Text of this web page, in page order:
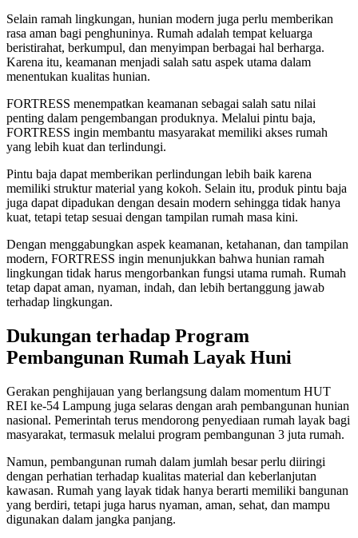
Selain ramah lingkungan, hunian modern juga perlu memberikan
rasa aman bagi penghuninya. Rumah adalah tempat keluarga
beristirahat, berkumpul, dan menyimpan berbagai hal berharga.
Karena itu, keamanan menjadi salah satu aspek utama dalam
menentukan kualitas hunian.
FORTRESS menempatkan keamanan sebagai salah satu nilai
penting dalam pengembangan produknya. Melalui pintu baja,
FORTRESS ingin membantu masyarakat memiliki akses rumah
yang lebih kuat dan terlindungi.
Pintu baja dapat memberikan perlindungan lebih baik karena
memiliki struktur material yang kokoh. Selain itu, produk pintu baja
juga dapat dipadukan dengan desain modern sehingga tidak hanya
kuat, tetapi tetap sesuai dengan tampilan rumah masa kini.
Dengan menggabungkan aspek keamanan, ketahanan, dan tampilan
modern, FORTRESS ingin menunjukkan bahwa hunian ramah
lingkungan tidak harus mengorbankan fungsi utama rumah. Rumah
tetap dapat aman, nyaman, indah, dan lebih bertanggung jawab
terhadap lingkungan.
Dukungan terhadap Program
Pembangunan Rumah Layak Huni
Gerakan penghijauan yang berlangsung dalam momentum HUT
REI ke-54 Lampung juga selaras dengan arah pembangunan hunian
nasional. Pemerintah terus mendorong penyediaan rumah layak bagi
masyarakat, termasuk melalui program pembangunan 3 juta rumah.
Namun, pembangunan rumah dalam jumlah besar perlu diiringi
dengan perhatian terhadap kualitas material dan keberlanjutan
kawasan. Rumah yang layak tidak hanya berarti memiliki bangunan
yang berdiri, tetapi juga harus nyaman, aman, sehat, dan mampu
digunakan dalam jangka panjang.